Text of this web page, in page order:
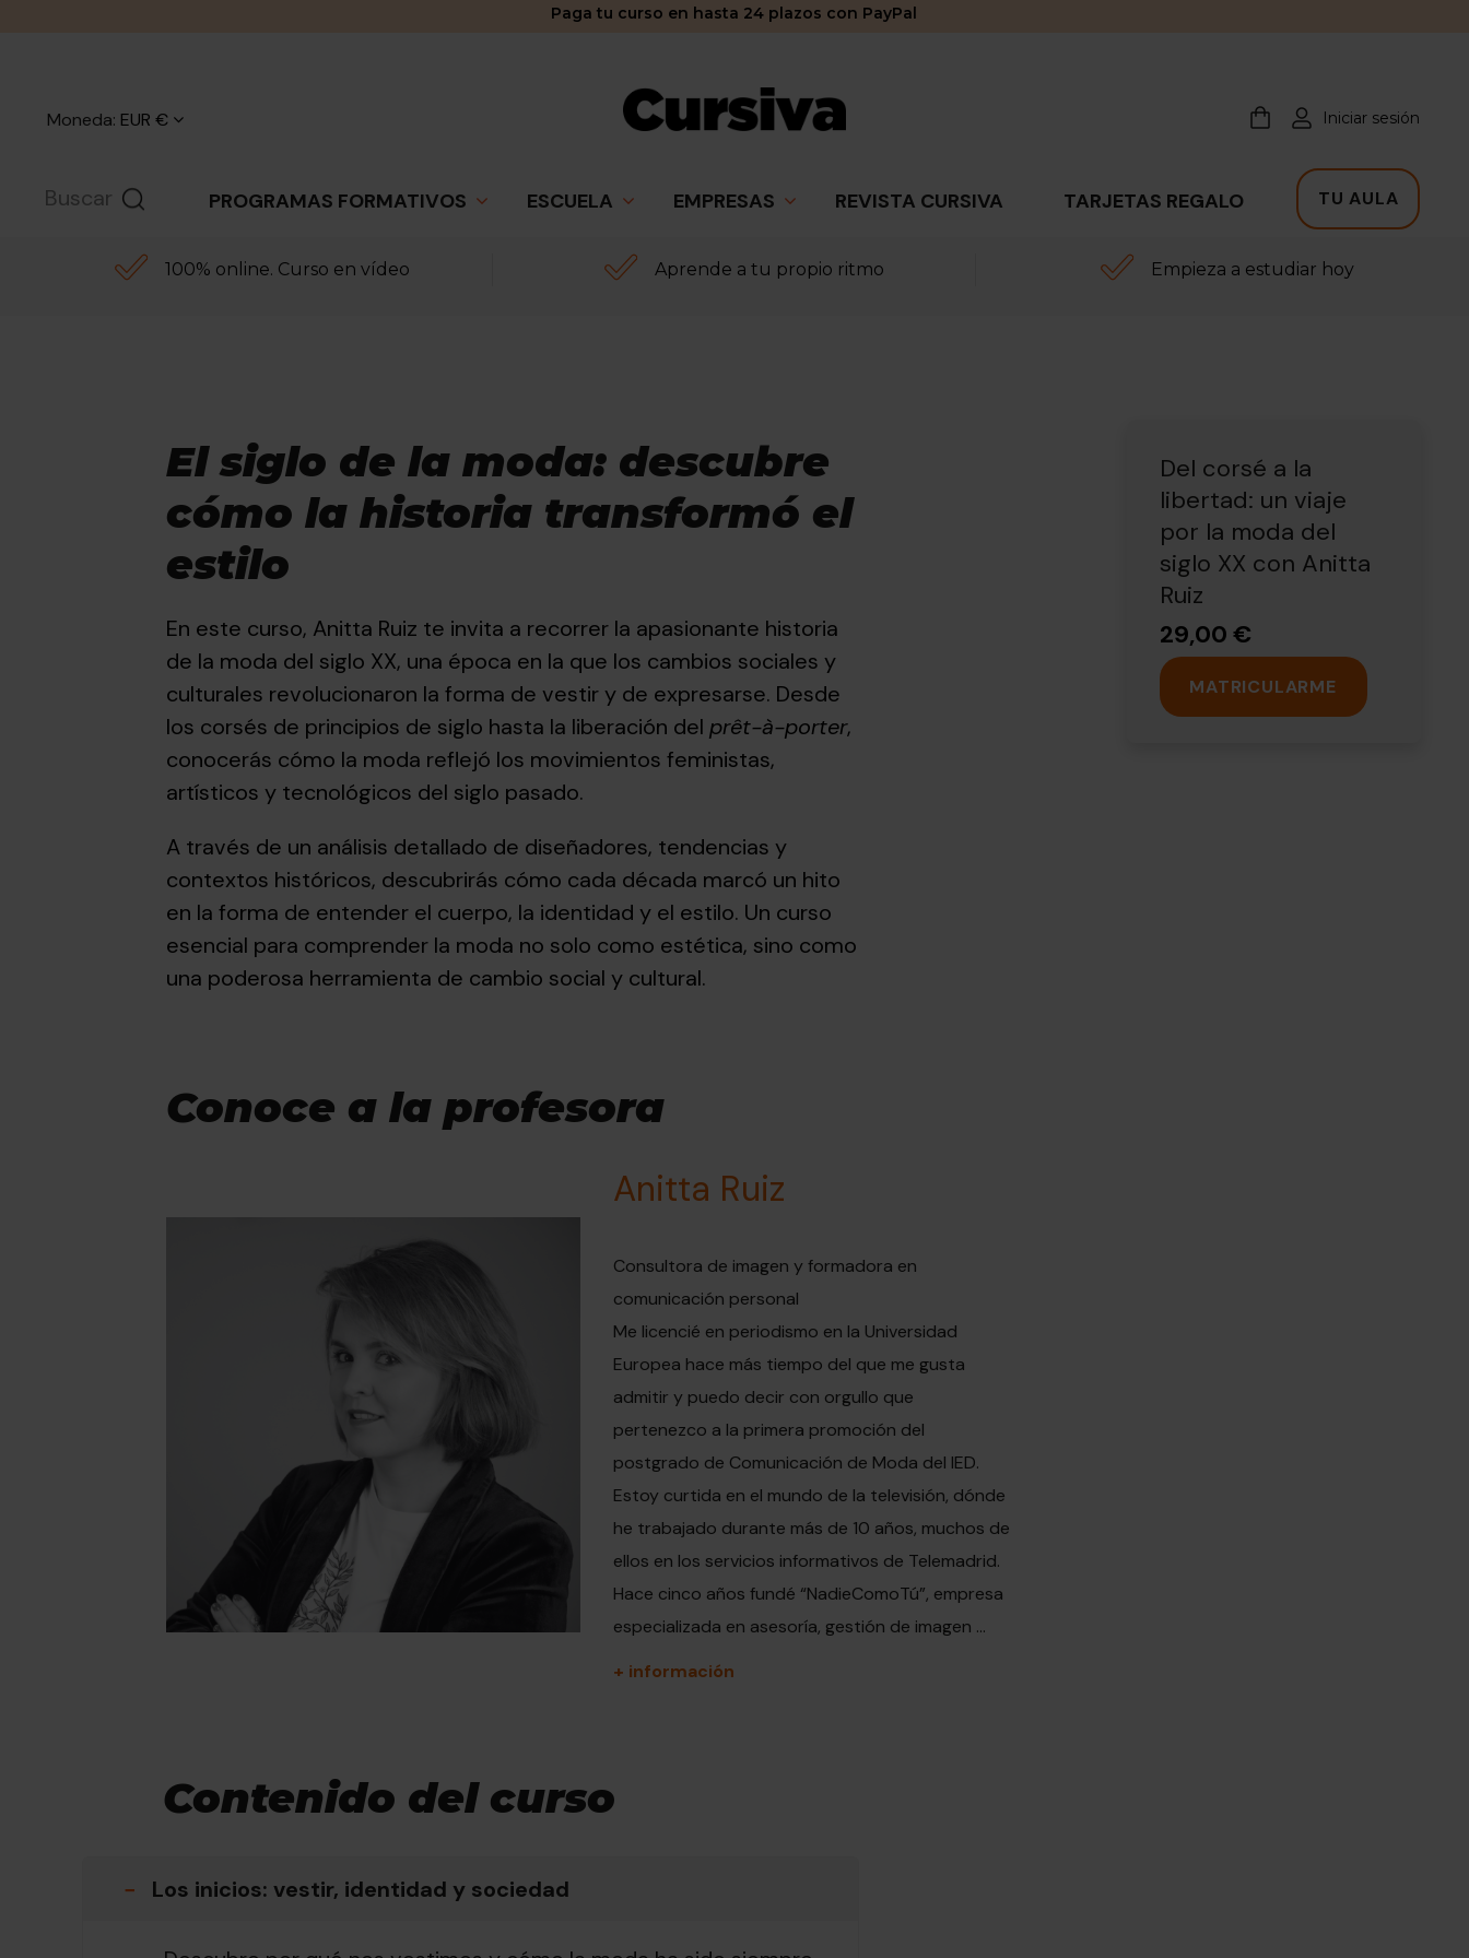
Paga tu curso en hasta 24 plazos con PayPal
Moneda: EUR € Iniciar sesión
PROGRAMAS FORMATIVOS ESCUELA EMPRESAS REVISTA CURSIVA TARJETAS REGALO TU AULA
Viaja por un siglo de estilo, libertad y creatividad para
comprender cómo la moda refleja la evolución de la
sociedad.
Certificado por:
MATRICULARME
100% online. Curso en vídeo Aprende a tu propio ritmo Empieza a estudiar hoy
El siglo de la moda: descubre
cómo la historia transformó el
estilo
En este curso, Anitta Ruiz te invita a recorrer la apasionante historia
de la moda del siglo XX, una época en la que los cambios sociales y
culturales revolucionaron la forma de vestir y de expresarse. Desde
los corsés de principios de siglo hasta la liberación delprêt-à-porter,
conocerás cómo la moda reflejó los movimientos feministas,
artísticos y tecnológicos del siglo pasado.
A través de un análisis detallado de diseñadores, tendencias y
contextos históricos, descubrirás cómo cada década marcó un hito
en la forma de entender el cuerpo, la identidad y el estilo. Un curso
esencial para comprender la moda no solo como estética, sino como
una poderosa herramienta de cambio social y cultural.
Conoce a la profesora
Anitta Ruiz
Consultora de imagen y formadora en
comunicación personal
Me licencié en periodismo en la Universidad
Europea hace más tiempo del que me gusta
admitir y puedo decir con orgullo que
pertenezco a la primera promoción del
postgrado de Comunicación de Moda del IED.
Estoy curtida en el mundo de la televisión, dónde
he trabajado durante más de 10 años, muchos de
ellos en los servicios informativos de Telemadrid.
Hace cinco años fundé “NadieComoTú”, empresa
especializada en asesoría, gestión de imagen ...
+ información
Contenido del curso
− Los inicios: vestir, identidad y sociedad
Del corsé a la
libertad: un viaje
por la moda del
siglo XX con Anitta
Ruiz
29,00 €
MATRICULARME